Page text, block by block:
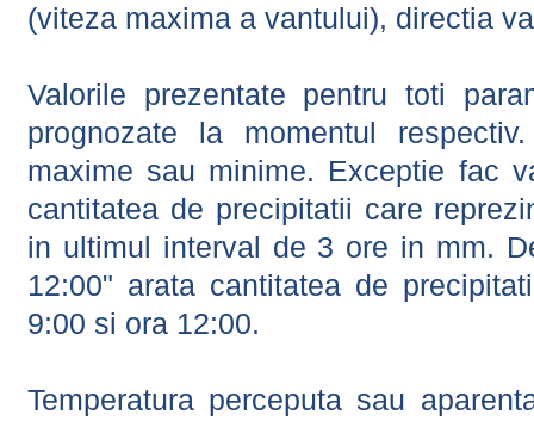
(viteza maxima a vantului), directia
Valorile prezentate pentru toti
prognozate la momentul
maxime sau minime. Exceptie fac
cantitatea de precipitatii care
in ultimul interval de 3 ore in mm.
12:00" arata cantitatea de
9:00 si ora 12:00.
Temperatura perceputa sau